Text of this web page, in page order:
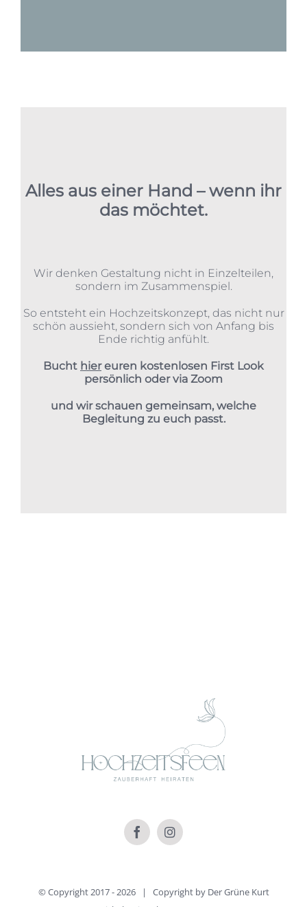
Alles aus einer Hand – wenn ihr
das möchtet.
Wir denken Gestaltung nicht in Einzelteilen,
sondern im Zusammenspiel.
So entsteht ein Hochzeitskonzept, das nicht nur
schön aussieht, sondern sich von Anfang bis
Ende richtig anfühlt.
Bucht hiereuren kostenlosen First Look
persönlich oder via Zoom
und wir schauen gemeinsam, welche
Begleitung zu euch passt.
© Copyright 2017 -2026 | Copyright by Der Grüne Kurt